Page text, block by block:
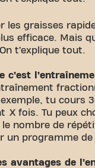
les graisses
efficace. Mais
t’explique tout.
c’est
exemple, tu cours
X fois. Tu peux
nombre de
un programme
avantages de